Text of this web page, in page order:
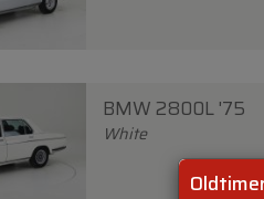
BMW 2800L '75
White